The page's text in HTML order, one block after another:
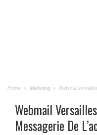
Home Marketing Webmail
Webmail
Messagerie De